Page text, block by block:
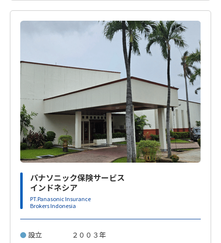
パナソニック保険サービス
インドネシア
PT.Panasonic Insurance
Brokers Indonesia
設立
２００３年